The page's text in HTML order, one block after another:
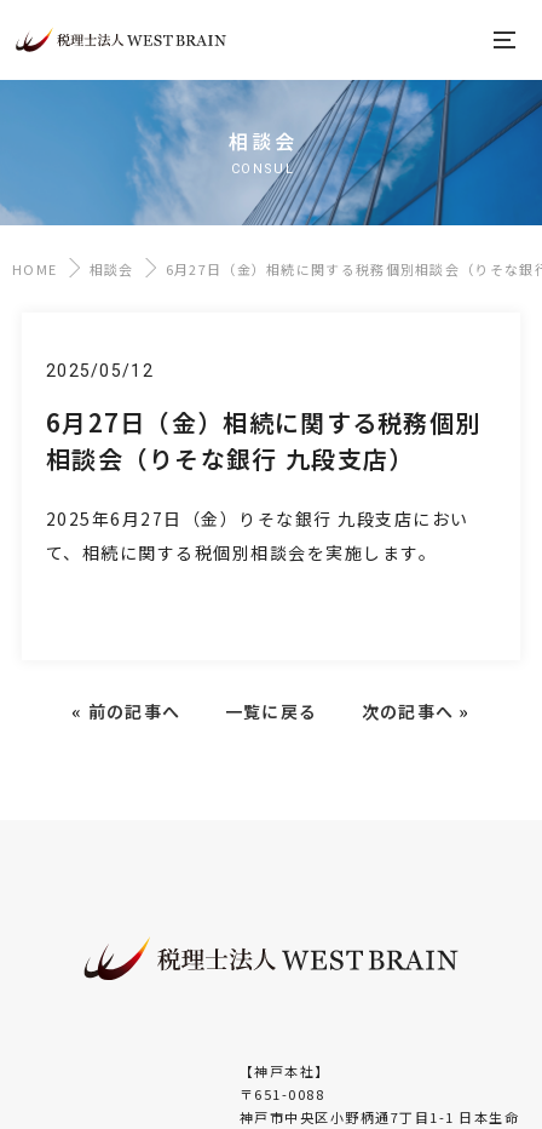
相談会
CONSUL
HOME 相談会 6月27日（金）相続に関する税務個別相談会（りそな銀
2025/05/12
6月27日（金）相続に関する税務個別
相談会（りそな銀行 九段支店）
2025年6月27日 （金）りそな銀行 九段支店におい
て、相続に関する税個別相談会を実施します。
« 前の記事へ 一覧に戻る 次の記事へ »
【神戸本社】
〒651-0088
神戸市中央区小野柄通7丁目1-1 日本生命